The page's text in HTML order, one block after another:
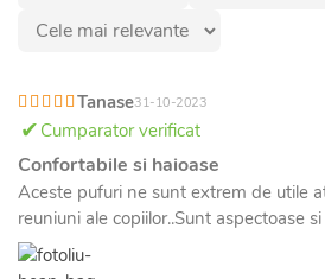
Tanase31-10-2023
Cumparator verificat
Confortabile si haioase
Aceste pufuri ne sunt extrem de utile
reuniuni ale copiilor..Sunt aspectoase